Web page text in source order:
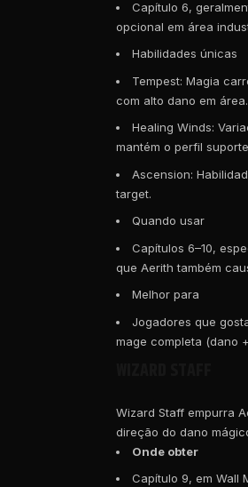
Capítulo 6,
opcional em área
Habilidades únicas
Tempest: Magia
com alto dano em área.
Healing Winds:
mantém o perfil
Ascension:
target.
Quando usar
Capítulos 6–10,
que Aerith também
Melhor para
Jogadores que
mage completa (dano
Wizard Staff empurra
direção do dano
Onde obter
Capítulo 9, em Wall